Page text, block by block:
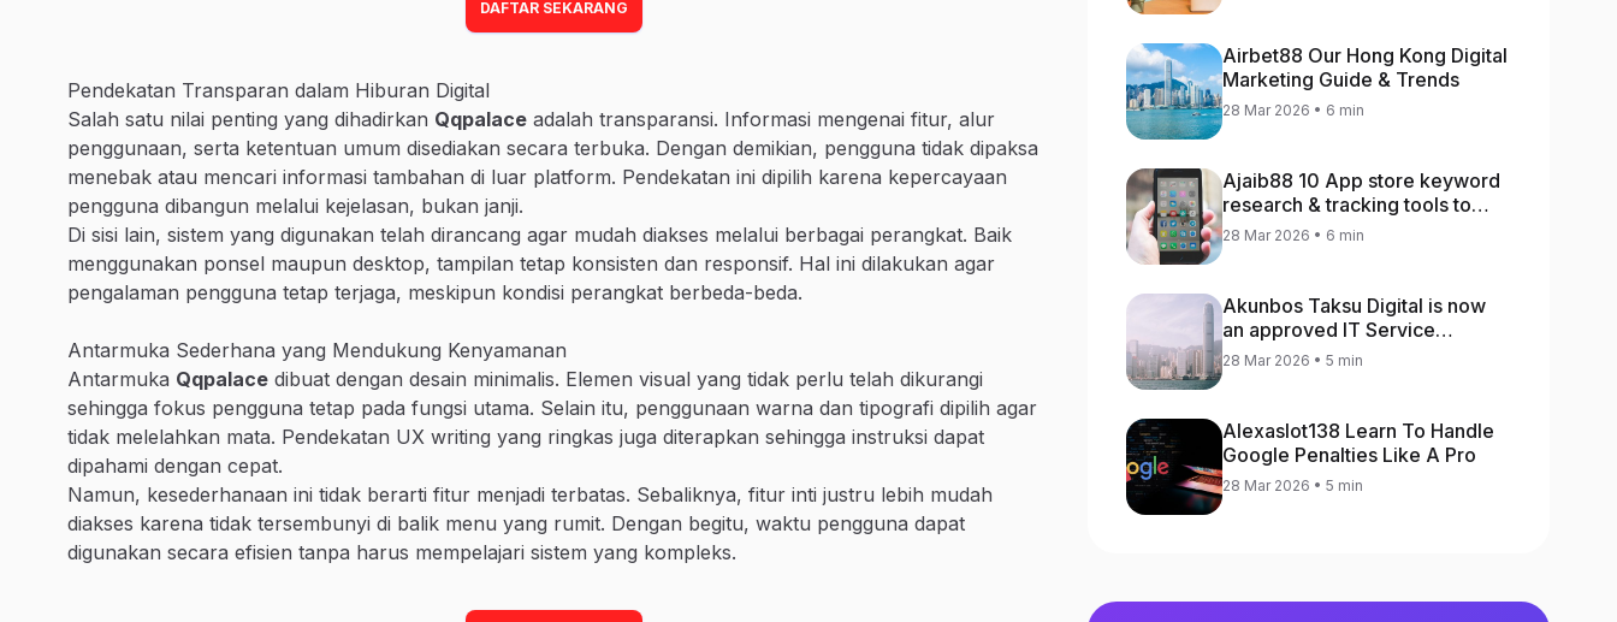
DAFTAR SEKARANG
Pendekatan Transparan dalam Hiburan Digital
Salah satu nilai penting yang dihadirkan Qqpalace adalah transparansi. Informasi mengenai fitur, alur
penggunaan, serta ketentuan umum disediakan secara terbuka. Dengan demikian, pengguna tidak dipaksa
menebak atau mencari informasi tambahan di luar platform. Pendekatan ini dipilih karena kepercayaan
pengguna dibangun melalui kejelasan, bukan janji.
Di sisi lain, sistem yang digunakan telah dirancang agar mudah diakses melalui berbagai perangkat. Baik
menggunakan ponsel maupun desktop, tampilan tetap konsisten dan responsif. Hal ini dilakukan agar
pengalaman pengguna tetap terjaga, meskipun kondisi perangkat berbeda-beda.
Antarmuka Sederhana yang Mendukung Kenyamanan
Antarmuka Qqpalace dibuat dengan desain minimalis. Elemen visual yang tidak perlu telah dikurangi
sehingga fokus pengguna tetap pada fungsi utama. Selain itu, penggunaan warna dan tipografi dipilih agar
tidak melelahkan mata. Pendekatan UX writing yang ringkas juga diterapkan sehingga instruksi dapat
dipahami dengan cepat.
Namun, kesederhanaan ini tidak berarti fitur menjadi terbatas. Sebaliknya, fitur inti justru lebih mudah
diakses karena tidak tersembunyi di balik menu yang rumit. Dengan begitu, waktu pengguna dapat
digunakan secara efisien tanpa harus mempelajari sistem yang kompleks.
Airbet88 Our Hong Kong Digital
Marketing Guide & Trends
28 Mar 2026 • 6 min
Ajaib88 10 App store keyword
research & tracking tools to
increase app rankings
28 Mar 2026 • 6 min
Akunbos Taksu Digital is now
an approved IT Service
Provider for the Hong Kong
28 Mar 2026 • 5 min
Alexaslot138 Learn To Handle
Google Penalties Like A Pro
28 Mar 2026 • 5 min